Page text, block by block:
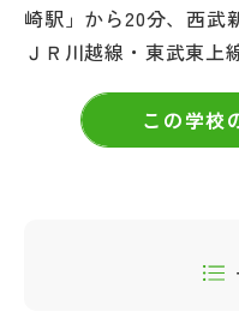
崎駅」から20分、西武
ＪＲ川越線・東武東上
この学校